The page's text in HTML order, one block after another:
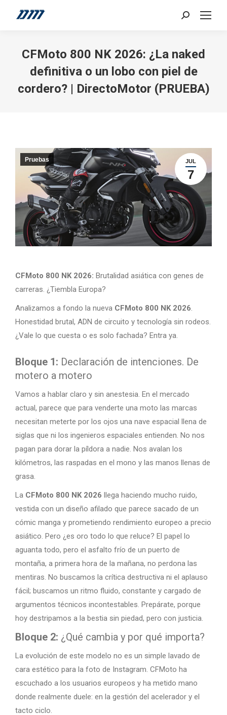
Search:
CFMoto 800 NK 2026: ¿La naked
definitiva o un lobo con piel de
cordero? | DirectoMotor (PRUEBA)
JUL
7
Pruebas
CFMoto 800 NK 2026: Brutalidad asiática con genes de
carreras. ¿Tiembla Europa?
Analizamos a fondo la nueva CFMoto 800 NK 2026.
Honestidad brutal, ADN de circuito y tecnología sin rodeos.
¿Vale lo que cuesta o es solo fachada? Entra ya.
Bloque 1: Declaración de intenciones. De
motero a motero
Vamos a hablar claro y sin anestesia. En el mercado
actual, parece que para venderte una moto las marcas
necesitan meterte por los ojos una nave espacial llena de
siglas que ni los ingenieros espaciales entienden. No nos
pagan para dorar la píldora a nadie. Nos avalan los
kilómetros, las raspadas en el mono y las manos llenas de
grasa.
La CFMoto 800 NK 2026 llega haciendo mucho ruido,
vestida con un diseño afilado que parece sacado de un
cómic manga y prometiendo rendimiento europeo a precio
asiático. Pero ¿es oro todo lo que reluce? El papel lo
aguanta todo, pero el asfalto frío de un puerto de
montaña, a primera hora de la mañana, no perdona las
mentiras. No buscamos la crítica destructiva ni el aplauso
fácil; buscamos un ritmo fluido, constante y cargado de
argumentos técnicos incontestables. Prepárate, porque
hoy destripamos a la bestia sin piedad, pero con justicia.
Bloque 2: ¿Qué cambia y por qué importa?
La evolución de este modelo no es un simple lavado de
cara estético para la foto de Instagram. CFMoto ha
escuchado a los usuarios europeos y ha metido mano
donde realmente duele: en la gestión del acelerador y el
tacto ciclo.